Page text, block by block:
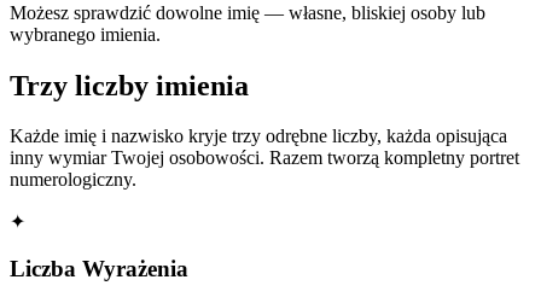
Możesz sprawdzić dowolne imię — własne, bliskiej osoby lub
wybranego imienia.
Trzy liczby imienia
Każde imię i nazwisko kryje trzy odrębne liczby, każda opisująca
inny wymiar Twojej osobowości. Razem tworzą kompletny portret
numerologiczny.
✦
Liczba Wyrażenia